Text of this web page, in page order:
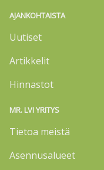
AJANKOHTAISTA
Uutiset
Artikkelit
Hinnastot
MR. LVI YRITYS
Tietoa meistä
Asennusalueet